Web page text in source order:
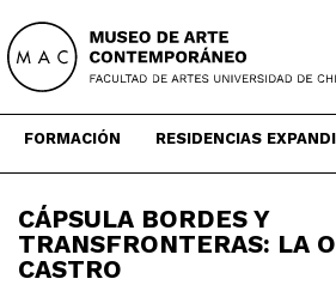
content
FORMACIÓN RESIDENCIAS
CÁPSULA BORDES Y
TRANSFRONTERAS: LA
CASTRO